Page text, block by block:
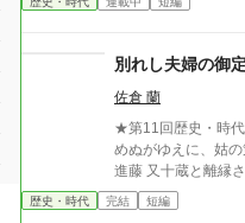
を抱えた兄弟と町
頂きありがとうござ
後も精進してまいり
擁した「九州王国」
別れし夫婦の御
佐倉 蘭
★第11回歴史・時代小
めぬがゆえに、姑
進藤 又十蔵と離縁さ
後、生家の父の猛
堀の組屋敷を出ると
歴史・時代 完結 短編